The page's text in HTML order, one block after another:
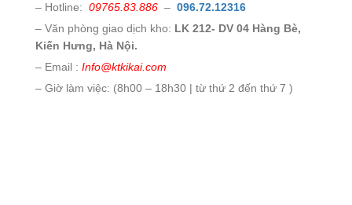
– Hotline: 09765.83.886 – 096.72.12316
– Văn phòng giao dịch kho: LK 212- DV 04 Hàng Bè,
Kiến Hưng, Hà Nội.
– Email : Info@ktkikai.com
– Giờ làm việc: (8h00 – 18h30 | từ thứ 2 đến thứ 7 )